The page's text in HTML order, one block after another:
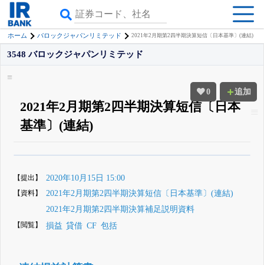
ホーム バロックジャパンリミテッド 2021年2月期第2四半期決算短信〔日本基準〕(連結)
0 追加
3548 バロックジャパンリミテッド
2021年2月期第2四半期決算短信〔日本
基準〕(連結)
詳しく見られる無料でβ版をはじめる
登録すると永久30%OFFと米株版の先行利用も付きます
【提出】 2020年10月15日 15:00
【資料】
2021年2月期第2四半期決算短信〔日本基準〕(連結)
2021年2月期第2四半期決算補足説明資料
【閲覧】 損益 貸借 CF 包括